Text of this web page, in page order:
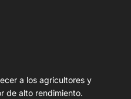
a los agricultores y
de alto rendimiento.